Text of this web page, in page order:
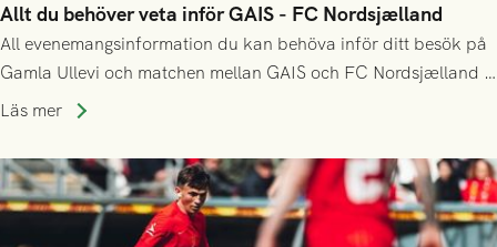
Allt du behöver veta inför GAIS - FC Nordsjælland
All evenemangsinformation du kan behöva inför ditt besök på
Gamla Ullevi och matchen mellan GAIS och FC Nordsjælland i
kvalet till Conference League! Avspark kl 19.00 på torsdag
Läs mer